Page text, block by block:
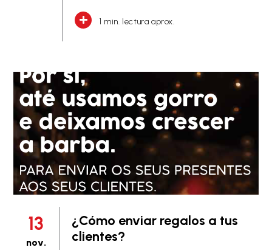
1 min. lectura aprox.
13
nov.
¿Cómo enviar regalos a tus
clientes?